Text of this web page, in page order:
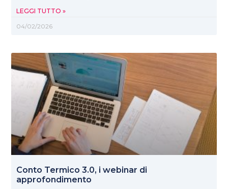
LEGGI TUTTO »
04/02/2026
Conto Termico 3.0, i webinar di
approfondimento